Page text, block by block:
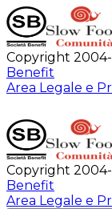
Copyright
Benefit
Area Legale e
Copyright
Benefit
Area Legale e